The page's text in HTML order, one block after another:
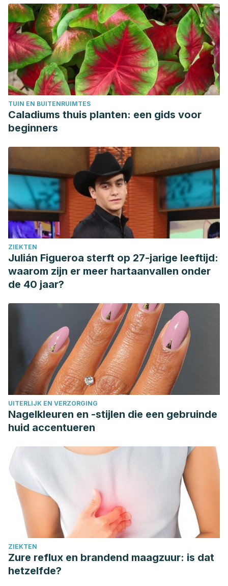
TUIN EN BUITENRUIMTES
Caladiums thuis planten: een gids voor
beginners
ZIEKTEN
Julián Figueroa sterft op 27-jarige leeftijd:
waarom zijn er meer hartaanvallen onder
de 40 jaar?
UITERLIJK EN VERZORGING
Nagelkleuren en -stijlen die een gebruinde
huid accentueren
ZIEKTEN
Zure reflux en brandend maagzuur: is dat
hetzelfde?